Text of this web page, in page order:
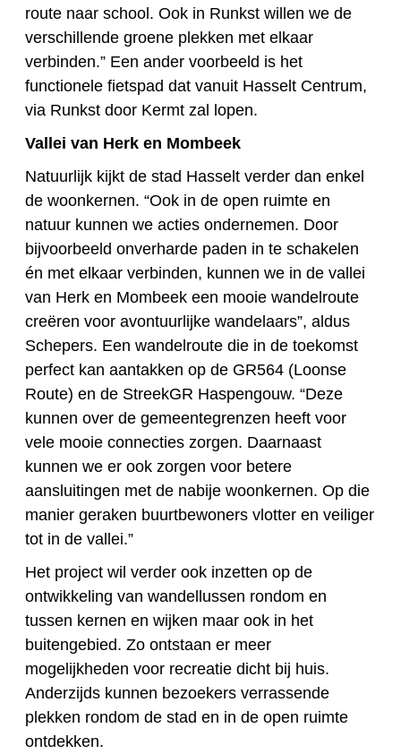
route naar school. Ook in Runkst willen we de
verschillende groene plekken met elkaar
verbinden.” Een ander voorbeeld is het
functionele fietspad dat vanuit Hasselt Centrum,
via Runkst door Kermt zal lopen.
Vallei van Herk en Mombeek
Natuurlijk kijkt de stad Hasselt verder dan enkel
de woonkernen. “Ook in de open ruimte en
natuur kunnen we acties ondernemen. Door
bijvoorbeeld onverharde paden in te schakelen
én met elkaar verbinden, kunnen we in de vallei
van Herk en Mombeek een mooie wandelroute
creëren voor avontuurlijke wandelaars”, aldus
Schepers. Een wandelroute die in de toekomst
perfect kan aantakken op de GR564 (Loonse
Route) en de StreekGR Haspengouw. “Deze
kunnen over de gemeentegrenzen heeft voor
vele mooie connecties zorgen. Daarnaast
kunnen we er ook zorgen voor betere
aansluitingen met de nabije woonkernen. Op die
manier geraken buurtbewoners vlotter en veiliger
tot in de vallei.”
Het project wil verder ook inzetten op de
ontwikkeling van wandellussen rondom en
tussen kernen en wijken maar ook in het
buitengebied. Zo ontstaan er meer
mogelijkheden voor recreatie dicht bij huis.
Anderzijds kunnen bezoekers verrassende
plekken rondom de stad en in de open ruimte
ontdekken.